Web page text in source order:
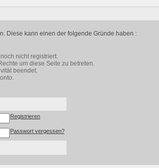
Diese kann einen der folgende Gründe haben :
nicht registriert.
um diese Seite zu betreten.
beendet.
Registrieren
Passwort vergessen?